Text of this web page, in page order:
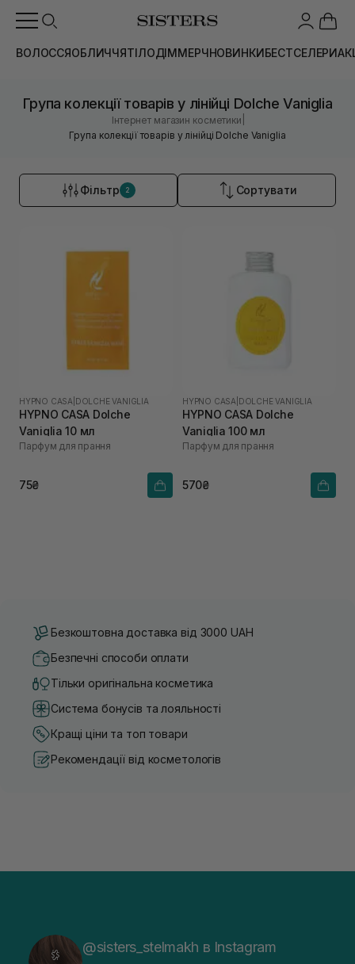
ВОЛОССЯОБЛИЧЧЯТІЛОДІММЕРЧНОВИНКИБЕСТСЕЛЕРИ
Група колекції товарів у лінійці Dolche Vaniglia
Інтернет магазин косметики
Група колекції товарів у лінійці Dolche Vaniglia
Фільтр 2 Сортувати
HYPNO CASA DOLCHE VANIGLIA
HYPNO CASA Dolche
Vaniglia 10 мл
Парфум для прання
75₴
HYPNO CASA DOLCHE VANIGLIA
HYPNO CASA Dolche
Vaniglia 100 мл
Парфум для прання
570₴
Безкоштовна доставка від 3000 UAH
Безпечні способи оплати
Тільки оригінальна косметика
Система бонусів та лояльності
Кращі ціни та топ товари
Рекомендації від косметологів
@sisters_stelmakh в Instagram